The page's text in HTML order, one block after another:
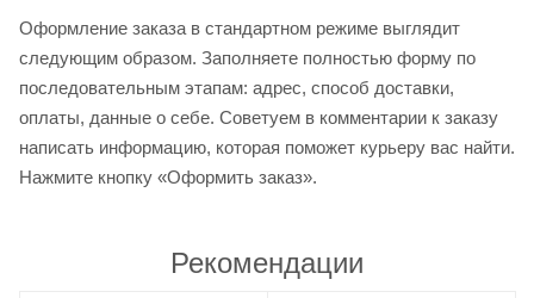
Оформление заказа в стандартном режиме выглядит
следующим образом. Заполняете полностью форму по
последовательным этапам: адрес, способ доставки,
оплаты, данные о себе. Советуем в комментарии к заказу
написать информацию, которая поможет курьеру вас найти.
Нажмите кнопку «Оформить заказ».
Рекомендации